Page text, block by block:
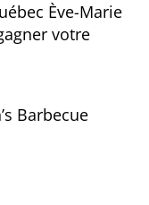
Ève-Marie
votre
Barbecue